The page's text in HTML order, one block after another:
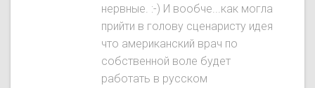
нервные. :-) И вообче...как могла
прийти в голову сценаристу идея
что американский врач по
собственной воле будет
работать в русском